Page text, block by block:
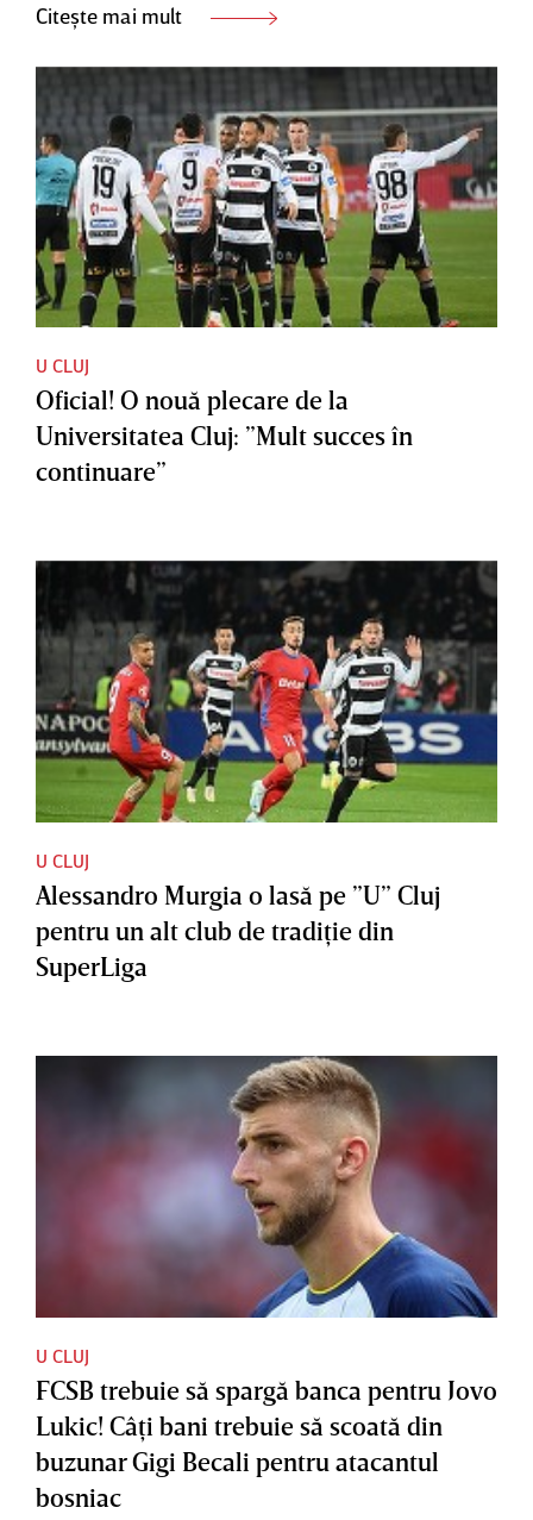
Citește mai mult
U CLUJ
Oficial! O nouă plecare de la
Universitatea Cluj: ”Mult succes în
continuare”
U CLUJ
Alessandro Murgia o lasă pe ”U” Cluj
pentru un alt club de tradiţie din
SuperLiga
U CLUJ
FCSB trebuie să spargă banca pentru Jovo
Lukic! Câţi bani trebuie să scoată din
buzunar Gigi Becali pentru atacantul
bosniac